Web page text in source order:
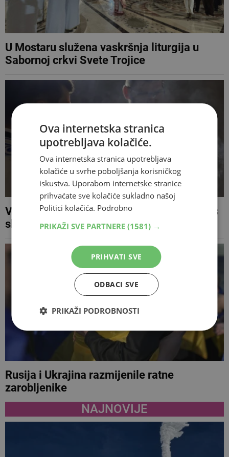
U Mostaru služena vaskršnja liturgija u
Sabornoj crkvi Svete Trojice
Vjernici pravoslavne vjeroispovijesti danas
slave Uskrs
Rusija i Ukrajina razmijenile ratne
zarobljenike
NAJNOVIJE
Ova internetska stranica
upotrebljava kolačiće.
Ova internetska stranica upotrebljava
kolačiće u svrhe poboljšanja korisničkog
iskustva. Uporabom internetske stranice
prihvaćate sve kolačiće sukladno našoj
Politici kolačića. Podrobno
PRIKAŽI SVE PARTNERE (1581) →
PRIHVATI SVE
ODBACI SVE
PRIKAŽI PODROBNOSTI